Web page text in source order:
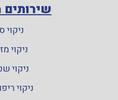
שירותים
ניקוי
ניקוי
ניקוי
ניקוי